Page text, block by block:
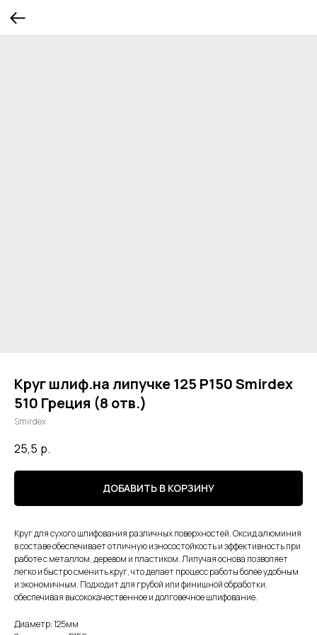
Круг шлиф.на липучке 125 Р150 Smirdex
510 Греция (8 отв.)
Smirdex
25,5 р.
ДОБАВИТЬ В КОРЗИНУ
Круг для сухого шлифования различных поверхностей. Оксид алюминия
в составе обеспечивает отличную износостойкость и эффективность при
работе с металлом, деревом и пластиком. Липучая основа позволяет
легко и быстро сменить круг, что делает процесс работы более удобным
и экономичным. Подходит для грубой или финишной обработки,
обеспечивая высококачественное и долговечное шлифование.
Диаметр: 125мм